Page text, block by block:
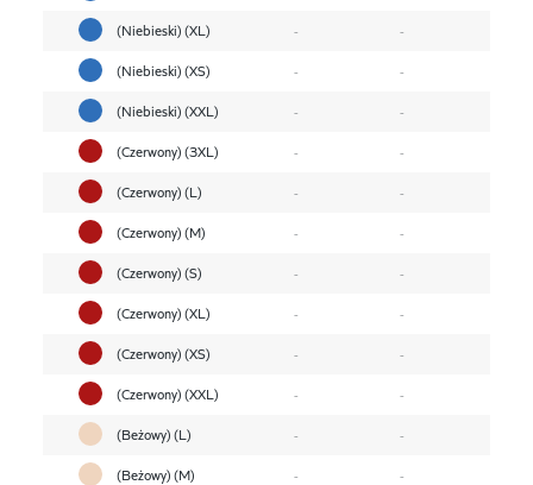
(Niebieski) (XL)
-
-
(Niebieski) (XS)
-
-
(Niebieski) (XXL)
-
-
(Czerwony) (3XL)
-
-
(Czerwony) (L)
-
-
(Czerwony) (M)
-
-
(Czerwony) (S)
-
-
(Czerwony) (XL)
-
-
(Czerwony) (XS)
-
-
(Czerwony) (XXL)
-
-
(Beżowy) (L)
-
-
(Beżowy) (M)
-
-